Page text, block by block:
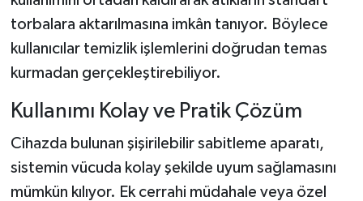
torbalara aktarılmasına imkân tanıyor. Böylece
kullanıcılar temizlik işlemlerini doğrudan temas
kurmadan gerçekleştirebiliyor.
Kullanımı Kolay ve Pratik Çözüm
Cihazda bulunan şişirilebilir sabitleme aparatı,
sistemin vücuda kolay şekilde uyum sağlamasını
mümkün kılıyor. Ek cerrahi müdahale veya özel